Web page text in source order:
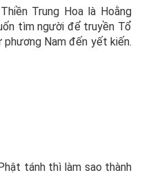
Trung Hoa là Hoằng
tìm người để truyền Tổ
Nam đến yết kiến.
tánh thì làm sao thành